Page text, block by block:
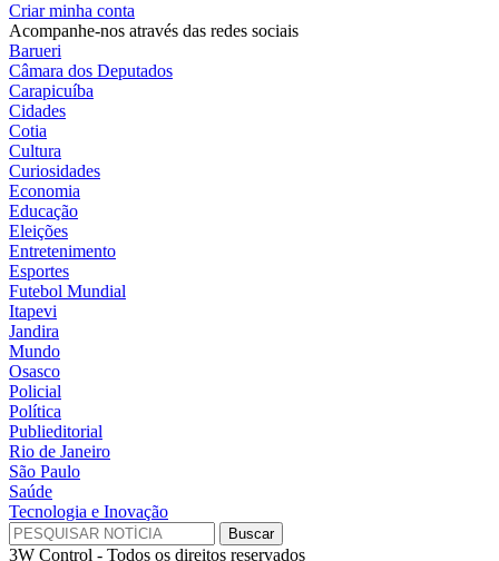
Criar minha conta
Acompanhe-nos através das redes sociais
Barueri
Câmara dos Deputados
Carapicuíba
Cidades
Cotia
Cultura
Curiosidades
Economia
Educação
Eleições
Entretenimento
Esportes
Futebol Mundial
Itapevi
Jandira
Mundo
Osasco
Policial
Política
Publieditorial
Rio de Janeiro
São Paulo
Saúde
Tecnologia e Inovação
3W Control - Todos os direitos reservados